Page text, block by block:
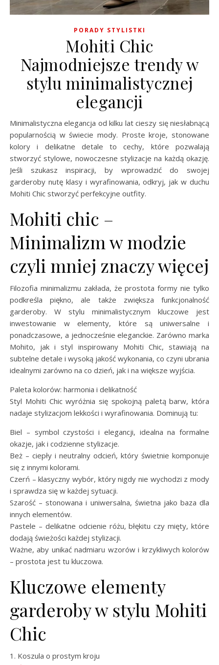
PORADY STYLISTKI
Mohiti Chic
Najmodniejsze trendy w
stylu minimalistycznej
elegancji
Minimalistyczna elegancja od kilku lat cieszy się niesłabnącą
popularnością w świecie mody. Proste kroje, stonowane
kolory i delikatne detale to cechy, które pozwalają
stworzyć stylowe, nowoczesne stylizacje na każdą okazję.
Jeśli szukasz inspiracji, by wprowadzić do swojej
garderoby nutę klasy i wyrafinowania, odkryj, jak w duchu
Mohiti Chic stworzyć perfekcyjne outfity.
Mohiti chic –
Minimalizm w modzie
czyli mniej znaczy więcej
Filozofia minimalizmu zakłada, że prostota formy nie tylko
podkreśla piękno, ale także zwiększa funkcjonalność
garderoby. W stylu minimalistycznym kluczowe jest
inwestowanie w elementy, które są uniwersalne i
ponadczasowe, a jednocześnie eleganckie. Zarówno marka
Mohito, jak i styl inspirowany Mohiti Chic, stawiają na
subtelne detale i wysoką jakość wykonania, co czyni ubrania
idealnymi zarówno na co dzień, jak i na większe wyjścia.
Paleta kolorów: harmonia i delikatność
Styl Mohiti Chic wyróżnia się spokojną paletą barw, która
nadaje stylizacjom lekkości i wyrafinowania. Dominują tu:
Biel – symbol czystości i elegancji, idealna na formalne
okazje, jak i codzienne stylizacje.
Beż – ciepły i neutralny odcień, który świetnie komponuje
się z innymi kolorami.
Czerń – klasyczny wybór, który nigdy nie wychodzi z mody
i sprawdza się w każdej sytuacji.
Szarość – stonowana i uniwersalna, świetna jako baza dla
innych elementów.
Pastele – delikatne odcienie różu, błękitu czy mięty, które
dodają świeżości każdej stylizacji.
Ważne, aby unikać nadmiaru wzorów i krzykliwych kolorów
– prostota jest tu kluczowa.
Kluczowe elementy
garderoby w stylu Mohiti
Chic
1. Koszula o prostym kroju